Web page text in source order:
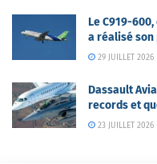
Le C919-
a réalisé
29 JUILLET 2026
Dassault
records et
23 JUILLET 2026